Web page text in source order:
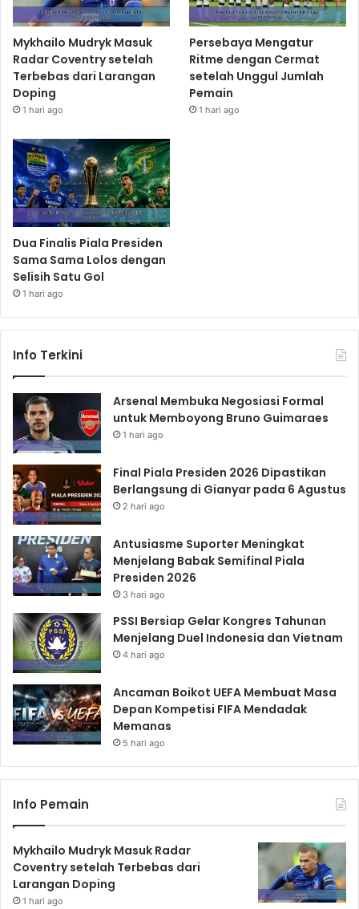
Mykhailo Mudryk Masuk
Radar Coventry setelah
Terbebas dari Larangan
Doping
1 hari ago
Persebaya Mengatur
Ritme dengan Cermat
setelah Unggul Jumlah
Pemain
1 hari ago
Dua Finalis Piala Presiden
Sama Sama Lolos dengan
Selisih Satu Gol
1 hari ago
Info Terkini
Arsenal Membuka Negosiasi Formal
untuk Memboyong Bruno Guimaraes
1 hari ago
Final Piala Presiden 2026 Dipastikan
Berlangsung di Gianyar pada 6 Agustus
2 hari ago
Antusiasme Suporter Meningkat
Menjelang Babak Semifinal Piala
Presiden 2026
3 hari ago
PSSI Bersiap Gelar Kongres Tahunan
Menjelang Duel Indonesia dan Vietnam
4 hari ago
Ancaman Boikot UEFA Membuat Masa
Depan Kompetisi FIFA Mendadak
Memanas
5 hari ago
Info Pemain
Mykhailo Mudryk Masuk Radar
Coventry setelah Terbebas dari
Larangan Doping
1 hari ago